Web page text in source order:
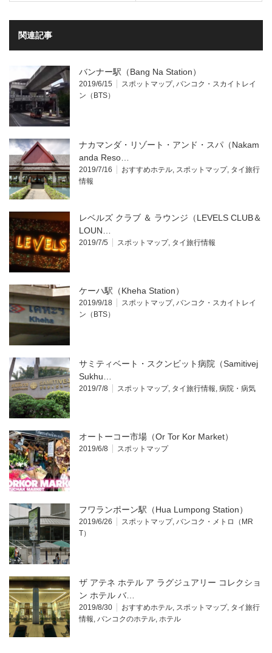
関連記事
バンナー駅（Bang Na Station）
2019/6/15 スポットマップ, バンコク・スカイトレイ
ン（BTS）
ナカマンダ・リゾート・アンド・スパ（Nakam
anda Reso…
2019/7/16 おすすめホテル, スポットマップ, タイ旅行
情報
レベルズ クラブ ＆ ラウンジ（LEVELS CLUB＆
LOUN…
2019/7/5 スポットマップ, タイ旅行情報
ケーハ駅（Kheha Station）
2019/9/18 スポットマップ, バンコク・スカイトレイ
ン（BTS）
サミティベート・スクンビット病院（Samitivej
Sukhu…
2019/7/8 スポットマップ, タイ旅行情報, 病院・病気
オートーコー市場（Or Tor Kor Market）
2019/6/8 スポットマップ
フワランポーン駅（Hua Lumpong Station）
2019/6/26 スポットマップ, バンコク・メトロ（MR
T）
ザ アテネ ホテル ア ラグジュアリー コレクショ
ン ホテル バ…
2019/8/30 おすすめホテル, スポットマップ, タイ旅行
情報, バンコクのホテル, ホテル